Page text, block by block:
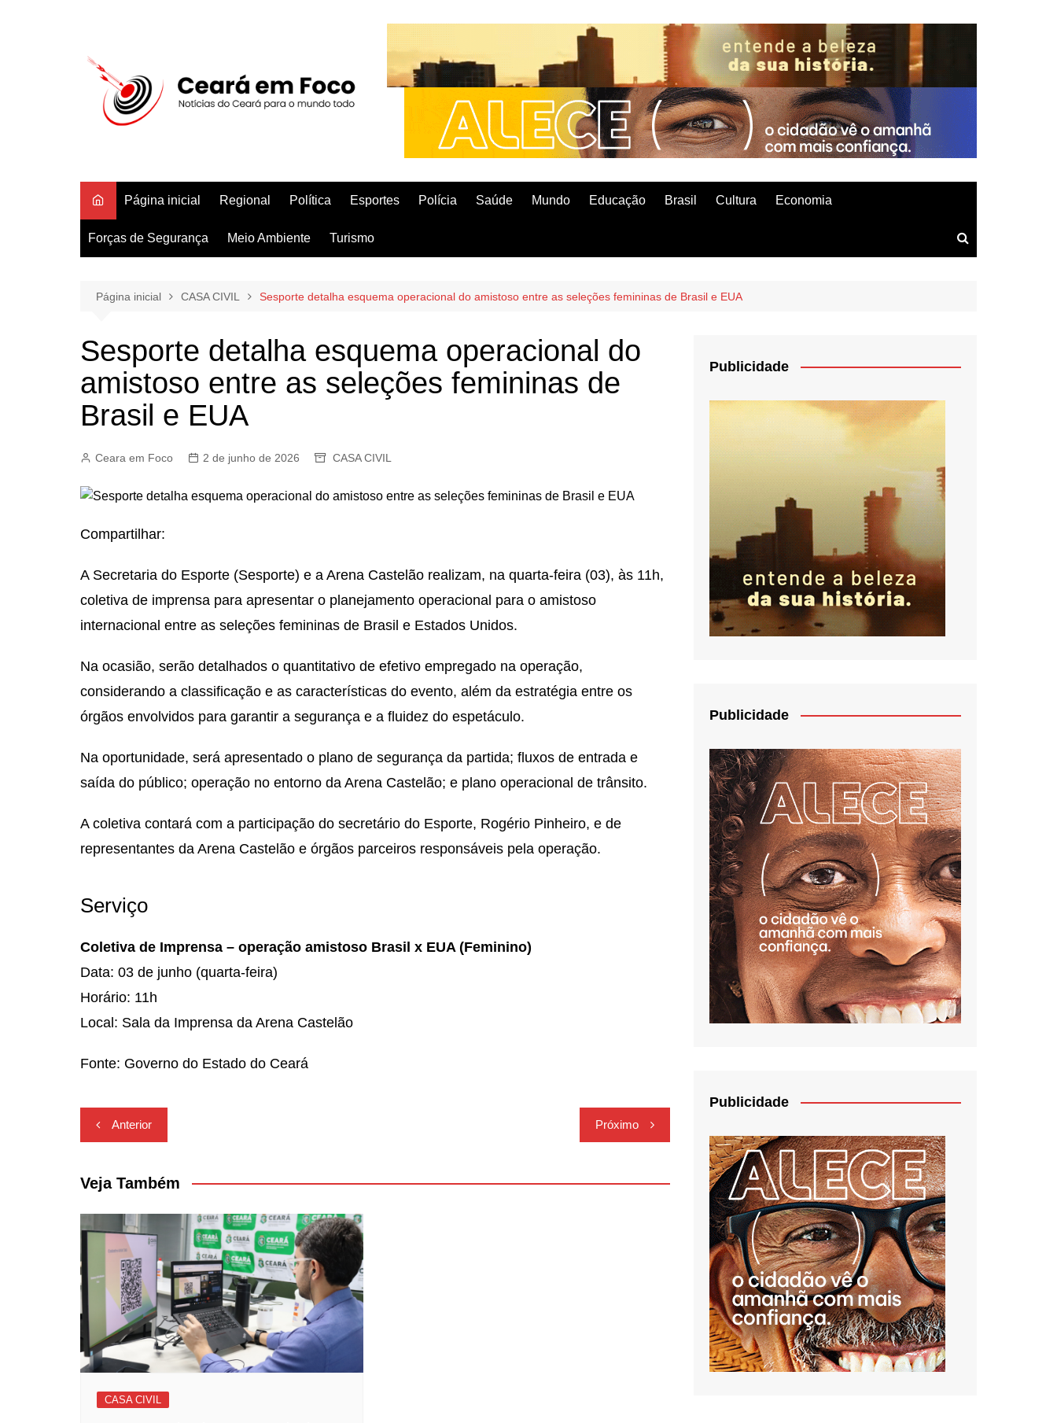
Página inicial Regional Política Esportes Polícia Saúde Mundo Educação Brasil Cultura Economia
Forças de Segurança Meio Ambiente Turismo
Página inicial CASA CIVIL Sesporte detalha esquema operacional do amistoso entre as seleções femininas de Brasil e EUA
Sesporte detalha esquema operacional do
amistoso entre as seleções femininas de
Brasil e EUA
Ceara em Foco 2 de junho de 2026 CASA CIVIL
Compartilhar:
A Secretaria do Esporte (Sesporte) e a Arena Castelão realizam, na quarta-feira (03), às 11h,
coletiva de imprensa para apresentar o planejamento operacional para o amistoso
internacional entre as seleções femininas de Brasil e Estados Unidos.
Na ocasião, serão detalhados o quantitativo de efetivo empregado na operação,
considerando a classificação e as características do evento, além da estratégia entre os
órgãos envolvidos para garantir a segurança e a fluidez do espetáculo.
Na oportunidade, será apresentado o plano de segurança da partida; fluxos de entrada e
saída do público; operação no entorno da Arena Castelão; e plano operacional de trânsito.
A coletiva contará com a participação do secretário do Esporte, Rogério Pinheiro, e de
representantes da Arena Castelão e órgãos parceiros responsáveis pela operação.
Serviço
Coletiva de Imprensa – operação amistoso Brasil x EUA (Feminino)
Data: 03 de junho (quarta-feira)
Horário: 11h
Local: Sala da Imprensa da Arena Castelão
Fonte: Governo do Estado do Ceará
Navegação
de
Post
Anterior Próximo
Veja Também
CASA CIVIL
Publicidade
Publicidade
Publicidade